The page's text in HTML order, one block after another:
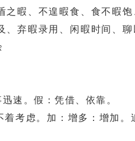
暇、不遑暇食、食不暇
弃暇录用、闲暇时间、
速。假：凭借、依靠。
虑。加：增多：增加。